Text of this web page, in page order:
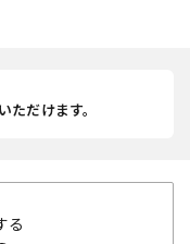
だけます。
る